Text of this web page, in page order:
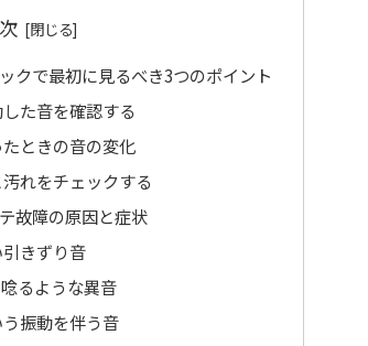
クで最初に見るべき3つのポイント
た音を確認する
ときの音の変化
れをチェックする
故障の原因と症状
きずり音
るような異音
振動を伴う音